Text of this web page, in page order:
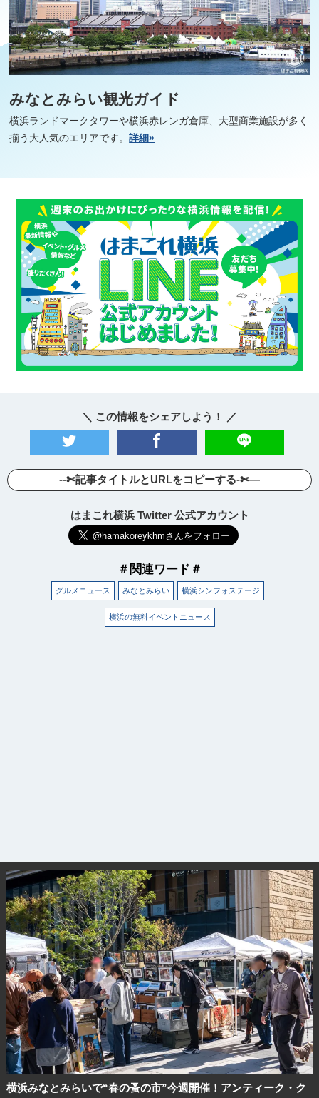
みなとみらい観光ガイド
横浜ランドマークタワーや横浜赤レンガ倉庫、大型商業施設が多く
揃う大人気のエリアです。詳細»
＼ この情報をシェアしよう！ ／
--✄記事タイトルとURLをコピーする-✄—
はまこれ横浜 Twitter 公式アカウント
＃関連ワード＃
グルメニュース みなとみらい 横浜シンフォステージ
横浜の無料イベントニュース
横浜みなとみらいで“春の蚤の市”今週開催！アンティーク・ク